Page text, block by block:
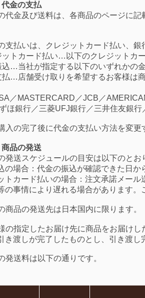
金の支払
代金及び送料は、各商品のページに
支払いは、クレジットカード払い、
ットカード払い…以下のクレジットカ
込…当社が指定する以下のいずれかの
払…店舗受け取りを希望するお客様は
／MASTERCARD／JCB／
ほ銀行／三菱UFJ銀行／三井住友銀
入の完了後に代金の支払い方法を変
品の発送
発送スケジュールの目安は以下のとお
の場合：代金の振込が確認できた日か
トカード払いの場合：注文承諾メー
の事情により遅れる場合があります。
商品の発送先は日本国内に限ります。
の指定したお届け先に商品をお届け
き渡しが完了したものとし、引き渡し
発送料は以下の通りです。